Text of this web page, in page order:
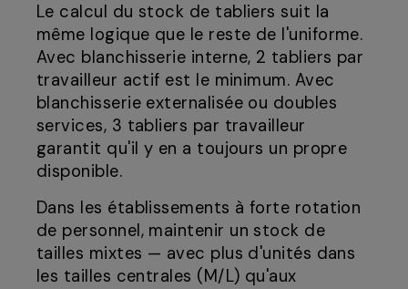
Le calcul du stock de tabliers suit la
même logique que le reste de l'uniforme.
Avec blanchisserie interne, 2 tabliers par
travailleur actif est le minimum. Avec
blanchisserie externalisée ou doubles
services, 3 tabliers par travailleur
garantit qu'il y en a toujours un propre
disponible.
Dans les établissements à forte rotation
de personnel, maintenir un stock de
tailles mixtes — avec plus d'unités dans
les tailles centrales (M/L) qu'aux